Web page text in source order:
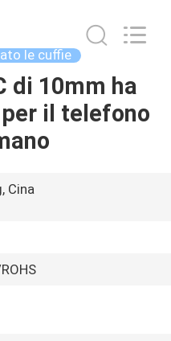
le cuffie
di 10mm ha
il telefono
Cina